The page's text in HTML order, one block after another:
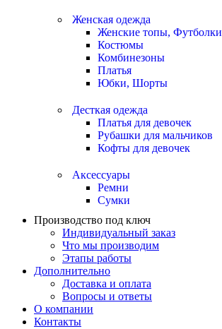
Женская одежда
Женские топы, Футболки
Костюмы
Комбинезоны
Платья
Юбки, Шорты
Десткая одежда
Платья для девочек
Рубашки для мальчиков
Кофты для девочек
Аксессуары
Ремни
Сумки
Производство под ключ
Индивидуальный заказ
Что мы производим
Этапы работы
Дополнительно
Доставка и оплата
Вопросы и ответы
О компании
Контакты